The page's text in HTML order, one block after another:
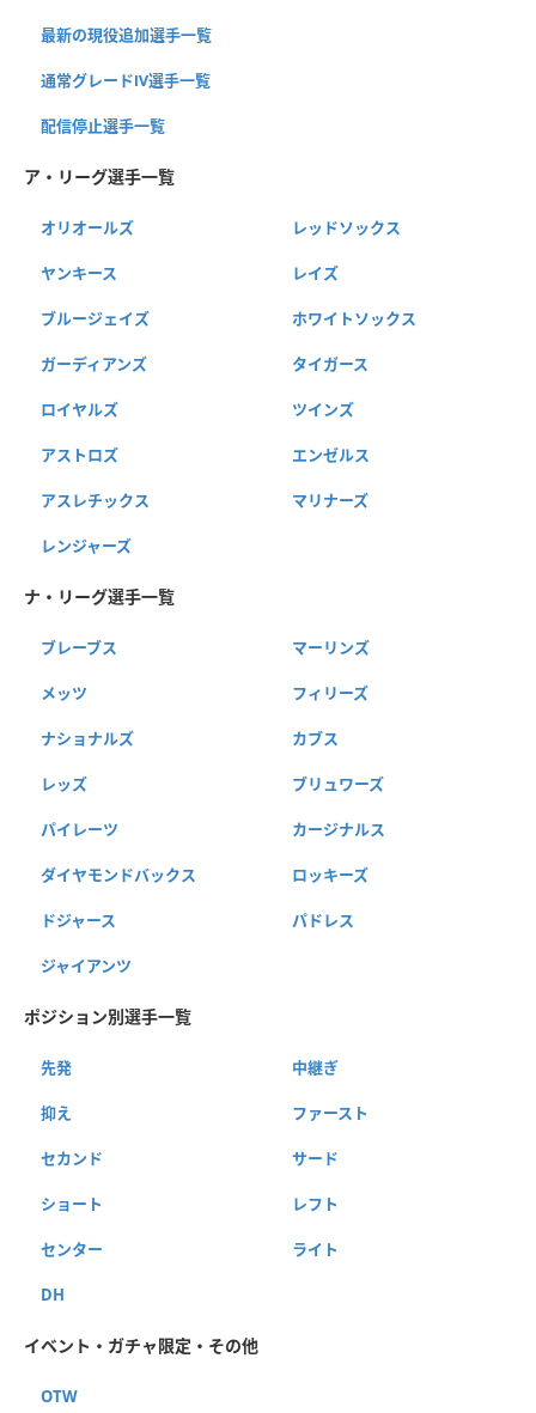
最新の現役追加選手一覧
通常グレードⅣ選手一覧
配信停止選手一覧
ア・リーグ選手一覧
オリオールズ レッドソックス
ヤンキース レイズ
ブルージェイズ ホワイトソックス
ガーディアンズ タイガース
ロイヤルズ ツインズ
アストロズ エンゼルス
アスレチックス マリナーズ
レンジャーズ
ナ・リーグ選手一覧
ブレーブス マーリンズ
メッツ フィリーズ
ナショナルズ カブス
レッズ ブリュワーズ
パイレーツ カージナルス
ダイヤモンドバックス ロッキーズ
ドジャース パドレス
ジャイアンツ
ポジション別選手一覧
先発 中継ぎ
抑え ファースト
セカンド サード
ショート レフト
センター ライト
DH
イベント・ガチャ限定・その他
OTW